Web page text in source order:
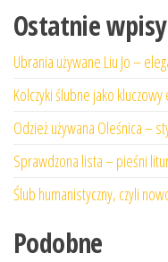
Ostatnie wpisy
Ubrania używane Liu Jo –
Kolczyki ślubne jako
Odzież używana Oleśnica –
Sprawdzona lista – pieśni
Ślub humanistyczny, czyli
Podobne